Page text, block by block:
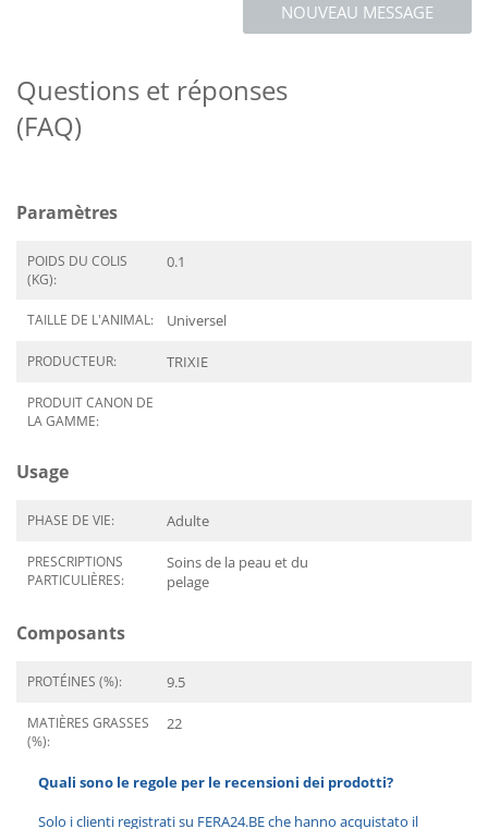
NOUVEAU MESSAGE
Questions et réponses
(FAQ)
Paramètres
POIDS DU COLIS
(KG):
0.1
TAILLE DE L'ANIMAL: Universel
PRODUCTEUR: TRIXIE
PRODUIT CANON DE
LA GAMME:
Usage
PHASE DE VIE: Adulte
PRESCRIPTIONS
PARTICULIÈRES:
Soins de la peau et du
pelage
Composants
PROTÉINES (%): 9.5
MATIÈRES GRASSES
(%):
22
Quali sono le regole per le recensioni dei prodotti?
Solo i clienti registrati su FERA24.BE che hanno acquistato il